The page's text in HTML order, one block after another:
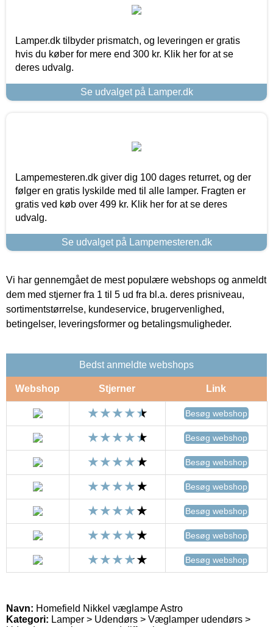
Lamper.dk tilbyder prismatch, og leveringen er gratis
hvis du køber for mere end 300 kr. Klik her for at se
deres udvalg.
Se udvalget på Lamper.dk
Lampemesteren.dk giver dig 100 dages returret, og der
følger en gratis lyskilde med til alle lamper. Fragten er
gratis ved køb over 499 kr. Klik her for at se deres
udvalg.
Se udvalget på Lampemesteren.dk
Vi har gennemgået de mest populære webshops og anmeldt
dem med stjerner fra 1 til 5 ud fra bl.a. deres prisniveau,
sortimentstørrelse, kundeservice, brugervenlighed,
betingelser, leveringsformer og betalingsmuligheder.
Bedst anmeldte webshops
Webshop Stjerner Link
Besøg webshop
Besøg webshop
Besøg webshop
Besøg webshop
Besøg webshop
Besøg webshop
Besøg webshop
Navn: Homefield Nikkel væglampe Astro
Kategori: Lamper > Udendørs > Væglamper udendørs >